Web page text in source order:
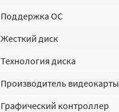
Поддержка ОС
Жесткий диск
Технология диска
Производитель видеокарты
Графический контроллер